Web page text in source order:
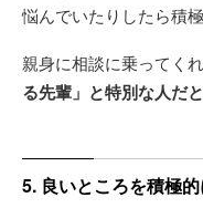
悩んでいたりしたら積
親身に相談に乗ってく
る先輩」と特別な人だ
5. 良いところを積極